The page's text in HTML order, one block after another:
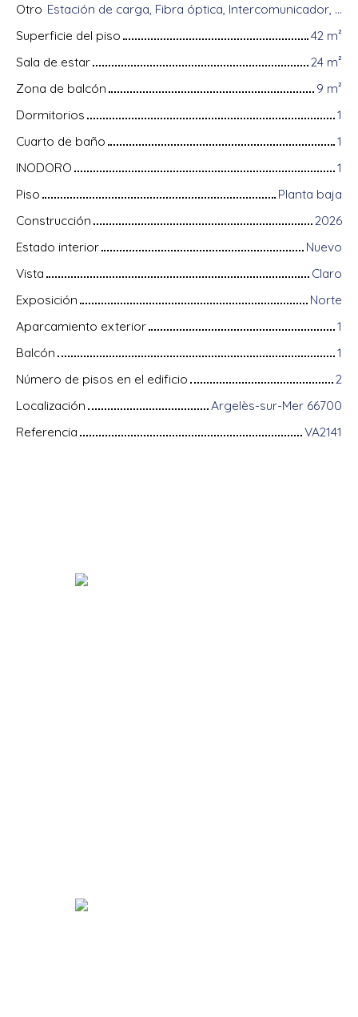
Otro
Estación de carga, Fibra óptica, Intercomunicador, Almacenamiento de bicicletas, Puerta blindada, Videófono
Superficie del piso
42 m²
Sala de estar
24 m²
Zona de balcón
9 m²
Dormitorios
1
Cuarto de baño
1
INODORO
1
Piso
Planta baja
Construcción
2026
Estado interior
Nuevo
Vista
Claro
Exposición
Norte
Aparcamiento exterior
1
Balcón
1
Número de pisos en el edificio
2
Localización
Argelès-sur-Mer 66700
Referencia
VA2141